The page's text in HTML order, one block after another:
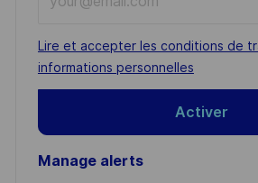
Email
address
(Required)
Required
Lire et accepter les conditions de
informations personnelles
Activer
Manage alerts